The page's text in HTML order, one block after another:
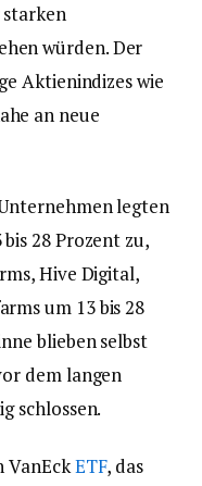
starken
würden. Der
Aktienindizes wie
an neue
legten
28 Prozent zu,
Hive Digital,
um 13 bis 28
blieben selbst
dem langen
schlossen.
VanEckETF, das